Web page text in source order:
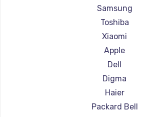
Ремонт ноутбуков LG
Ремонт ноутбуков
Ремонт ноутбуков
Ремонт ноутбуков
Ремонт ноутбуков
Ремонт ноутбуков
Ремонт ноутбуков
Ремонт ноутбуков
Samsung
Toshiba
Xiaomi
Apple
Dell
Digma
Haier
Packard Bell